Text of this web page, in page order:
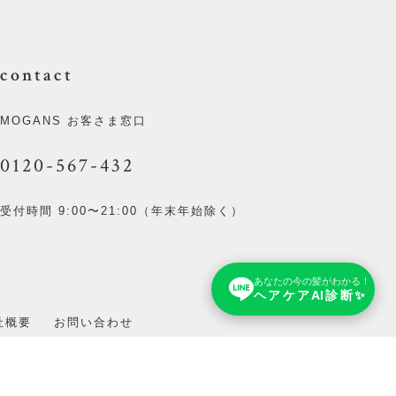
あなたの今の髪がわかる！
ヘアケアAI診断✨
contact
MOGANS お客さま窓口
0120-567-432
受付時間 9:00〜21:00（年末年始除く）
概要 お問い合わせ